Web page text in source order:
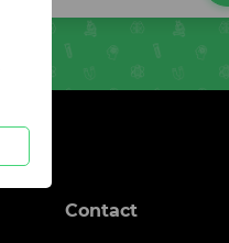
Contact